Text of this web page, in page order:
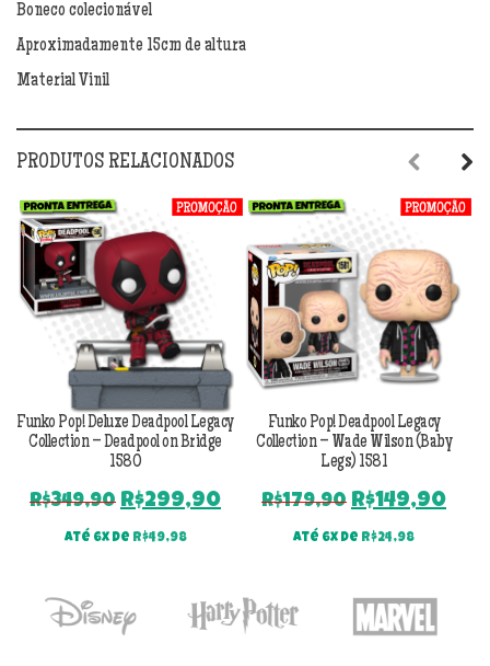
Bridge
1580
quantidade
Boneco colecionável
Aproximadamente 15cm de altura
Material Vinil
PRODUTOS RELACIONADOS
Funko Pop! Deluxe Deadpool Legacy
Collection – Deadpool on Bridge
1580
R$349,90 O
preço
original
R$349,90.
R$299,90O
R$299,90.
Até 6x de R$49,98
Funko Pop! Deadpool Legacy
Collection – Wade Wilson (Baby
Legs) 1581
R$179,90 O
preço
original
R$179,90.
R$149,90O
Até 6x de R$24,98
Previous
Next